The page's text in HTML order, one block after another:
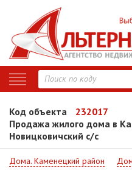
Код объекта
232017
Продажа жилого дома в
Новицковичский с/с
Дома. Каменецкий район